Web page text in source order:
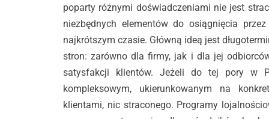
poparty różnymi doświadczeniami nie jest
niezbędnych elementów do osiągnięcia
najkrótszym czasie. Główną ideą jest
stron: zarówno dla firmy, jak i dla jej
satysfakcji klientów. Jeżeli do tej pory w
kompleksowym, ukierunkowanym na
klientami, nic straconego. Programy